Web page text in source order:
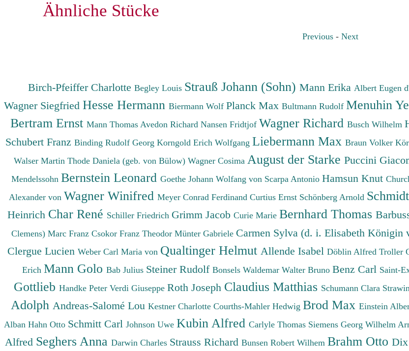
Ähnliche Stücke
Previous - Next
Birch-Pfeiffer CharlotteBegley Louis Strauß Johann (Sohn)Mann Erika Albert Eugen
Wagner Siegfried Hesse Hermann Biermann Wolf Planck Max Bultmann Rudolf Menuhin
Bertram Ernst Mann Thomas Avedon Richard Nansen Fridtjof Wagner Richard Busch Wilhelm
Schubert Franz Binding Rudolf Georg Korngold Erich Wolfgang Liebermann Max Braun Volker
Walser Martin Thode Daniela (geb. von Bülow) Wagner Cosima August der Starke Puccini
Mendelssohn Bernstein Leonard Goethe Johann Wolfang von Scarpa Antonio Hamsun Knut
Alexander von Wagner Winifred Meyer Conrad Ferdinand Curtius Ernst Schönberg Arnold
Heinrich Char René Schiller Friedrich Grimm Jacob Curie Marie Bernhard Thomas
Clemens) Marc Franz Csokor Franz Theodor Münter Gabriele Carmen Sylva (d. i. Elisabeth Königin
Clergue Lucien Weber Carl Maria von Qualtinger Helmut Allende Isabel Döblin Alfred Troller
Erich Mann Golo Bab Julius Steiner Rudolf Bonsels Waldemar Walter Bruno Benz Carl Saint-
Gottlieb Handke Peter Verdi Giuseppe Roth Joseph Claudius Matthias Schumann Clara
Adolph Andreas-Salomé Lou Kestner Charlotte Courths-Mahler Hedwig Brod Max Einstein
Alban Hahn Otto Schmitt Carl Johnson Uwe Kubin Alfred Carlyle Thomas Siemens Georg Wilhelm
Alfred Seghers Anna Darwin Charles Strauss Richard Bunsen Robert Wilhem Brahm Otto